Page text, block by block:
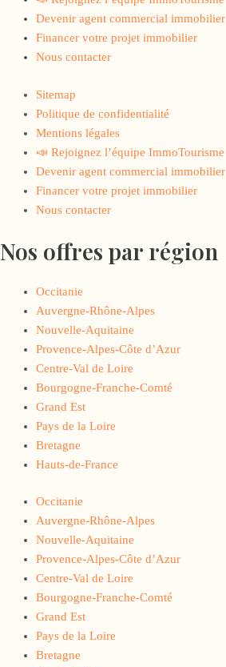
Devenir agent commercial immobilier
Financer votre projet immobilier
Nous contacter
Sitemap
Politique de confidentialité
Mentions légales
📣 Rejoignez l’équipe ImmoTourisme
Devenir agent commercial immobilier
Financer votre projet immobilier
Nous contacter
Nos offres par région
Occitanie
Auvergne-Rhône-Alpes
Nouvelle-Aquitaine
Provence-Alpes-Côte d’Azur
Centre-Val de Loire
Bourgogne-Franche-Comté
Grand Est
Pays de la Loire
Bretagne
Hauts-de-France
Occitanie
Auvergne-Rhône-Alpes
Nouvelle-Aquitaine
Provence-Alpes-Côte d’Azur
Centre-Val de Loire
Bourgogne-Franche-Comté
Grand Est
Pays de la Loire
Bretagne